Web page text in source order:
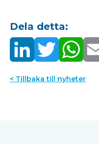
Dela detta:
< Tillbaka till nyheter